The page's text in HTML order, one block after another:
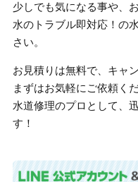
少しでも気になる事や、
水のトラブル即対応！の
さい。
お見積りは無料で、キャ
まずはお気軽にご依頼くだ
水道修理のプロとして、
す！